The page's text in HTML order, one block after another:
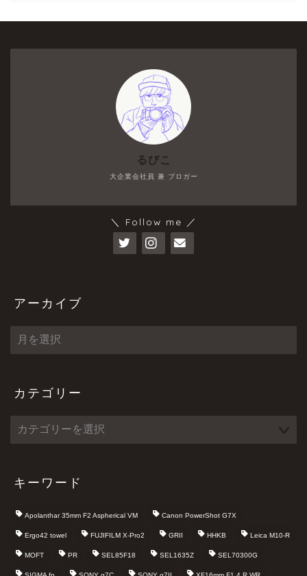
大企業会社員 兼 ブロガー
るびこ
＼ Follow me ／
アーカイブ
ー
ブ
カテゴリー
キーワード
Apolanthar 35mm F2 Aspherical VM Canon PowerShot G7X
Ergo42 towel FUJIFILM X-Pro2 GRII HHKB Leica M10-R
MOFT PR SEL85F18 SEL1635Z SEL70300G